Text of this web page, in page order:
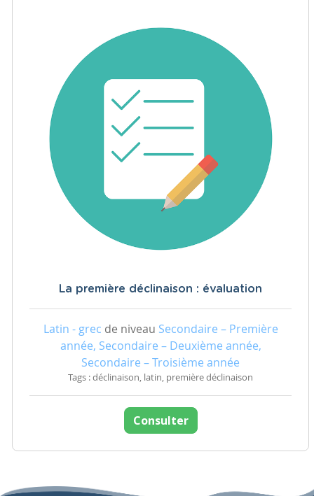
La première déclinaison : évaluation
Latin - grec de niveau Secondaire – Première
année, Secondaire – Deuxième année,
Secondaire – Troisième année
Tags : déclinaison, latin, première déclinaison
Consulter